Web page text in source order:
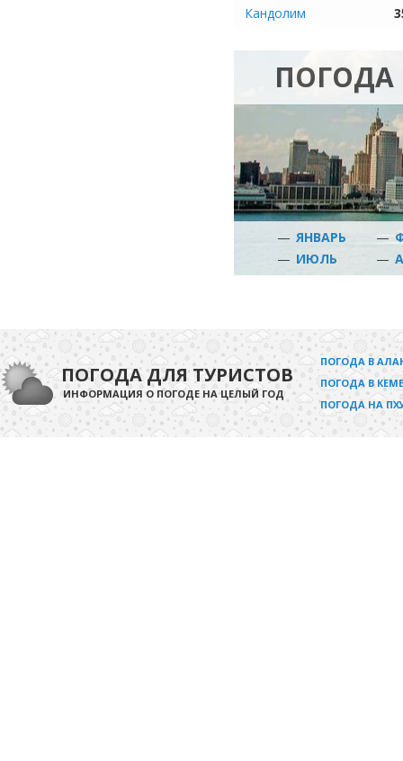
Кандолим
— ЯНВАРЬ —
— ИЮЛЬ —
ПОГОДА ДЛЯ ТУРИСТОВ
ИНФОРМАЦИЯ О ПОГОДЕ НА ЦЕЛЫЙ ГОД
ПОГОДА В
ПОГОДА В
ПОГОДА НА